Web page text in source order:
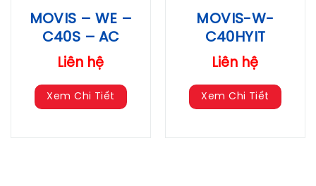
MOVIS – WE –
C40S – AC
Liên hệ
Xem Chi Tiết
MOVIS-W-
C40HYIT
Liên hệ
Xem Chi Tiết